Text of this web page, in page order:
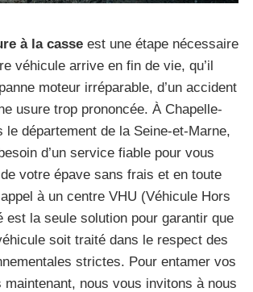
à la casseest une étape nécessaire
véhicule arrive en fin de vie, qu’il
moteur irréparable, d’un accident
usure trop prononcée. À Chapelle-
le département de la Seine-et-Marne,
d’un service fiable pour vous
votre épave sans frais et en toute
à un centre VHU (Véhicule Hors
est la seule solution pour garantir que
soit traité dans le respect des
strictes. Pour entamer vos
maintenant, nous vous invitons à nous